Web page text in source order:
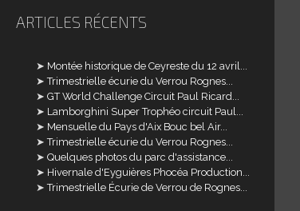
ARTICLES RÉCENTS
Montée historique de Ceyreste du 12 avril...
Trimestrielle écurie du Verrou Rognes...
GT World Challenge Circuit Paul Ricard...
Lamborghini Super Trophéo circuit Paul...
Mensuelle du Pays d'Aix Bouc bel Air...
Trimestrielle écurie du Verrou Rognes...
Quelques photos du parc d'assistance...
Hivernale d'Eyguières Phocéa Production...
Trimestrielle Écurie de Verrou de Rognes...